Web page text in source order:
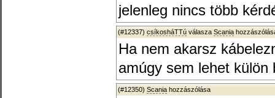
jelenleg nincs több
(#12337) csíkosháTTú válasza Scania
Ha nem akarsz
amúgy sem lehet külön
(#12350) Scania hozzászólása